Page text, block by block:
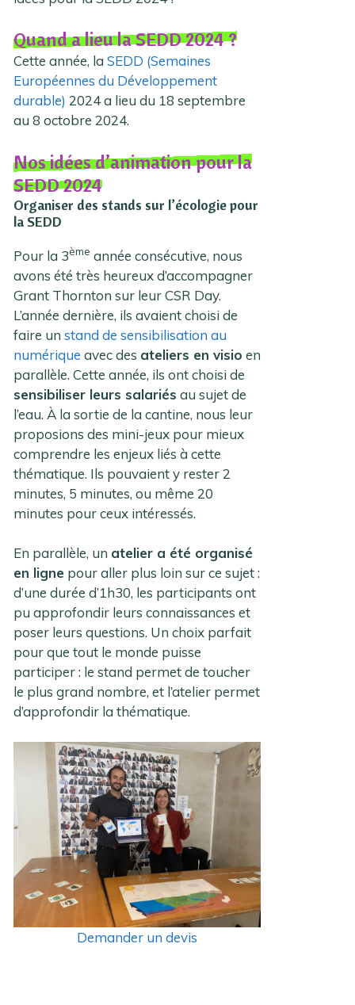
Quand a lieu la SEDD 2024 ?
Cette année, laSEDD (Semaines
Européennes du Développement
durable) 2024 a lieu du 18 septembre
au 8 octobre 2024.
Nos idées d’animation pour la
SEDD 2024
Organiser des stands sur l’écologie pour
la SEDD
Pour la 3ème année consécutive, nous
avons été très heureux d’accompagner
Grant Thornton sur leur CSR Day.
L’année dernière, ils avaient choisi de
faire unstand de sensibilisation au
numérique avec des ateliers en visio en
parallèle. Cette année, ils ont choisi de
sensibiliser leurs salariés au sujet de
l’eau. À la sortie de la cantine, nous leur
proposions des mini-jeux pour mieux
comprendre les enjeux liés à cette
thématique. Ils pouvaient y rester 2
minutes, 5 minutes, ou même 20
minutes pour ceux intéressés.
En parallèle, un atelier a été organisé
en ligne pour aller plus loin sur ce sujet :
d’une durée d’1h30, les participants ont
pu approfondir leurs connaissances et
poser leurs questions. Un choix parfait
pour que tout le monde puisse
participer : le stand permet de toucher
le plus grand nombre, et l’atelier permet
d’approfondir la thématique.
Demander un devis